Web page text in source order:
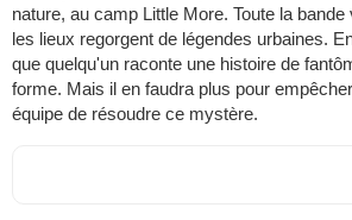
nature, au camp Little More. Toute la
les lieux regorgent de légendes urbaines.
que quelqu'un raconte une histoire de
forme. Mais il en faudra plus pour
équipe de résoudre ce mystère.